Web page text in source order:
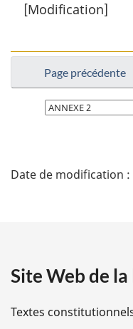
et
[Modification]
Page précédente
Choisissez
la
é
i
l
Date de modification :
Site Web de
Textes